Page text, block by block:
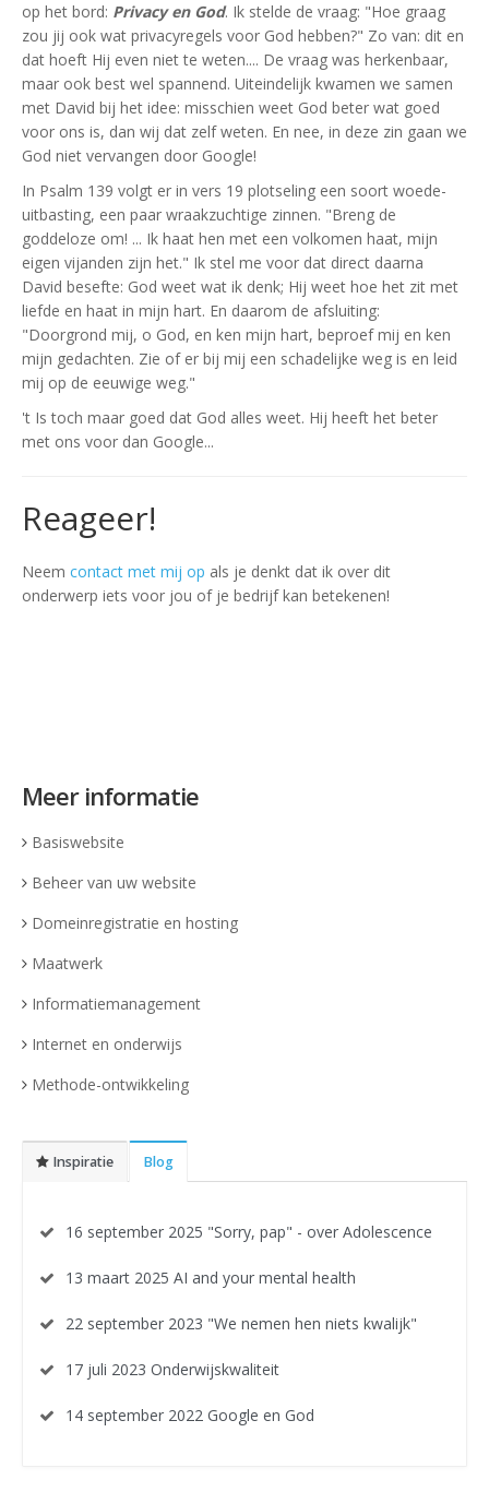
op het bord: Privacy en God. Ik stelde de vraag: "Hoe graag
zou jij ook wat privacyregels voor God hebben?" Zo van: dit en
dat hoeft Hij even niet te weten.... De vraag was herkenbaar,
maar ook best wel spannend. Uiteindelijk kwamen we samen
met David bij het idee: misschien weet God beter wat goed
voor ons is, dan wij dat zelf weten. En nee, in deze zin gaan we
God niet vervangen door Google!
In Psalm 139 volgt er in vers 19 plotseling een soort woede-
uitbasting, een paar wraakzuchtige zinnen. "Breng de
goddeloze om! ... Ik haat hen met een volkomen haat, mijn
eigen vijanden zijn het." Ik stel me voor dat direct daarna
David besefte: God weet wat ik denk; Hij weet hoe het zit met
liefde en haat in mijn hart. En daarom de afsluiting:
"Doorgrond mij, o God, en ken mijn hart, beproef mij en ken
mijn gedachten. Zie of er bij mij een schadelijke weg is en leid
mij op de eeuwige weg."
't Is toch maar goed dat God alles weet. Hij heeft het beter
met ons voor dan Google...
Reageer!
Neem contact met mij op als je denkt dat ik over dit
onderwerp iets voor jou of je bedrijf kan betekenen!
Meer informatie
Basiswebsite
Beheer van uw website
Domeinregistratie en hosting
Maatwerk
Informatiemanagement
Internet en onderwijs
Methode-ontwikkeling
Inspiratie Blog
16 september 2025 "Sorry, pap" - over Adolescence
13 maart 2025 AI and your mental health
22 september 2023 "We nemen hen niets kwalijk"
17 juli 2023 Onderwijskwaliteit
14 september 2022 Google en God